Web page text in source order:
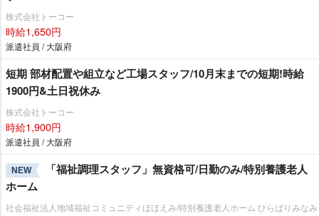
株式会社トーコー
時給1,650円
派遣社員 / 大阪府
短期 部材配置や組立など工場スタッフ/10月末までの短期!時給
1900円&土日祝休み
株式会社トーコー
時給1,900円
派遣社員 / 大阪府
NEW
「福祉調理スタッフ」無資格可/日勤のみ/特別養護老人
ホーム
社会福祉法人地域福祉コミュニティほほえみ/特別養護老人ホーム ひらばりみなみ